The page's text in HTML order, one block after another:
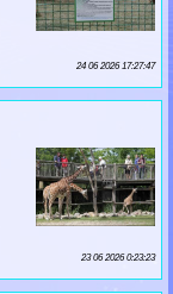
24 06 2026 17:27:47
23 06 2026 0:23:23